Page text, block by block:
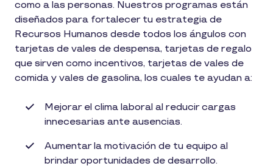
como a las personas. Nuestros programas están
diseñados para fortalecer tu estrategia de
Recursos Humanos desde todos los ángulos con
tarjetas de vales de despensa, tarjetas de regalo
que sirven como incentivos, tarjetas de vales de
comida y vales de gasolina, los cuales te ayudan a:
Mejorar el clima laboral al reducir cargas
innecesarias ante ausencias.
Aumentar la motivación de tu equipo al
brindar oportunidades de desarrollo.